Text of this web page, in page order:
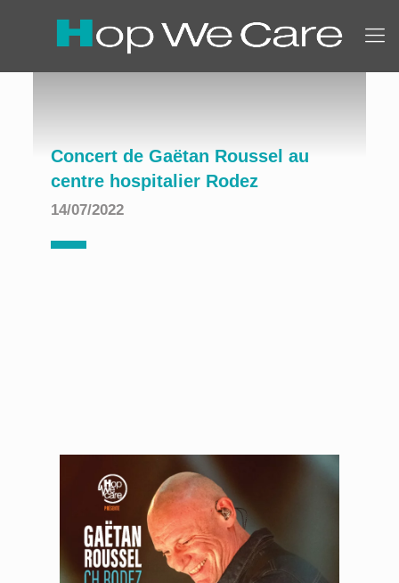
Concert de Gaëtan Roussel au
centre hospitalier Rodez
14/07/2022